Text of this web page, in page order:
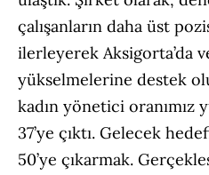
çalışanların daha üst
ilerleyerek Aksigorta’da
yükselmelerine destek
kadın yönetici oranımız
37’ye çıktı. Gelecek
50’ye çıkarmak.